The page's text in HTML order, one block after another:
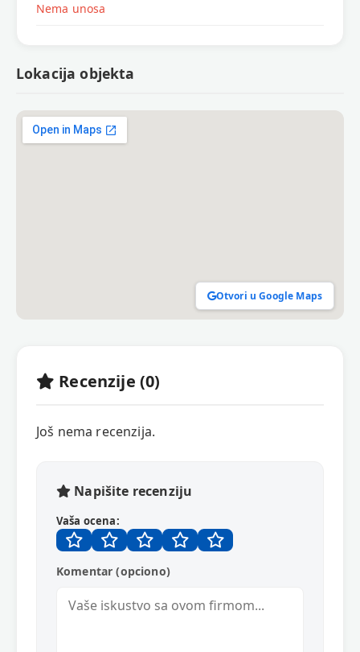
Nema unosa
Lokacija objekta
Otvori u Google Maps
Recenzije (0)
Još nema recenzija.
Napišite recenziju
Vaša ocena:
Komentar (opciono)